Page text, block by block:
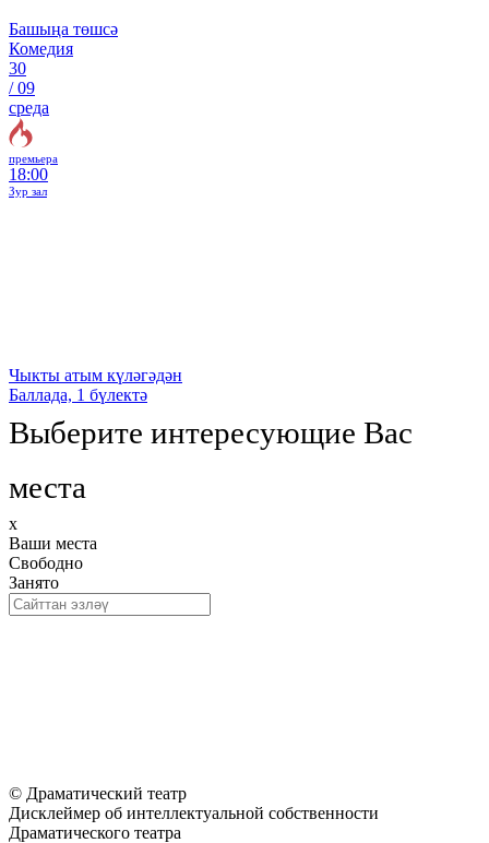
Башыңа төшсә
Комедия
30
/09
среда
премьера
18:00
Зур зал
Чыкты атым күләгәдән
Баллада, 1 бүлектә
Выберите интересующие Вас
места
x
Ваши места
Свободно
Занято
© Драматический театр
Дисклеймер об интеллектуальной собственности
Драматического театра